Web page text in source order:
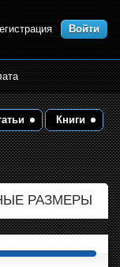
Войти
Книги
РАЗМЕРЫ